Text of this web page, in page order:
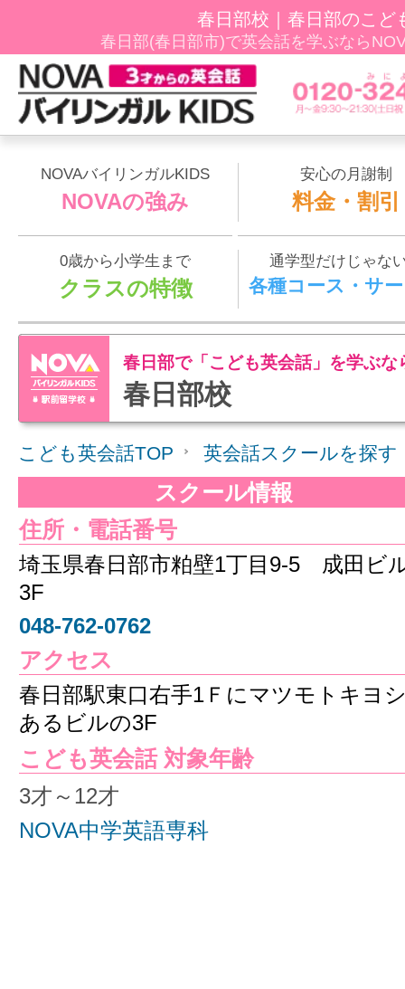
春日部校｜春日部のこど
春日部(春日部市)で英会話を学ぶなら
NOVAバイリンガルKIDS
NOVAの強み
安心の月謝制
料金・割引
0歳から小学生まで
クラスの特徴
通学型だけじゃな
各種コース・サ
春日部校
春日部で「こども英会話」を学ぶな
こども英会話TOP 英会話スクールを探す
スクール情報
住所・電話番号
埼玉県春日部市粕壁1丁目9-5 成田ビ
3F
048-762-0762
アクセス
春日部駅東口右手1Ｆにマツモトキヨ
あるビルの3F
こども英会話 対象年齢
3才～12才
NOVA中学英語専科